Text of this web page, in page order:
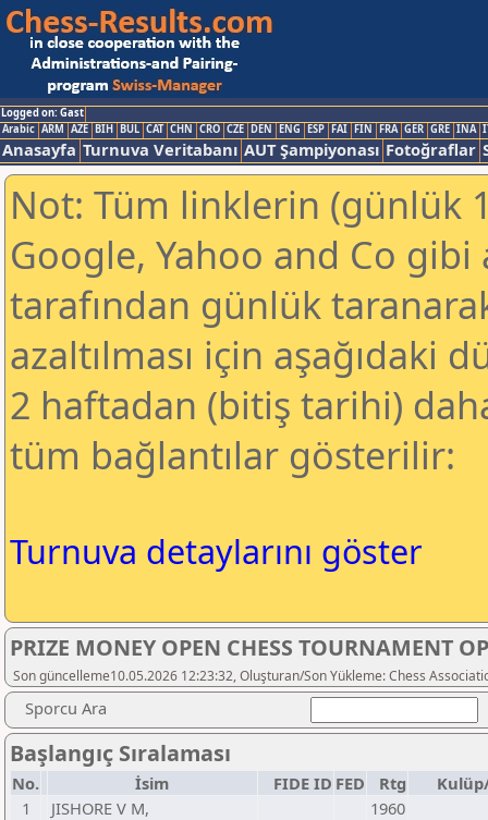
Logged on: Gast
Arabic ARM AZE BIH BUL CAT CHN CRO CZE DEN ENG ESP FAI FIN FRA GER GRE INA
Anasayfa Turnuva Veritabanı AUT Şampiyonası Fotoğraflar
Not: Tüm linklerin (günlük
Google, Yahoo and Co
tarafından günlük
azaltılması için aşağıdaki
2 haftadan (bitiş tarihi)
tüm bağlantılar gösterilir:
Turnuva detaylarını göster
PRIZE MONEY OPEN CHESS TOURNAMENT
Son güncelleme10.05.2026 12:23:32, Oluşturan/Son Yükleme: Chess
Sporcu Ara
Başlangıç Sıralaması
No. İsim FIDE ID FED Rtg
1
JISHORE V M,
1960